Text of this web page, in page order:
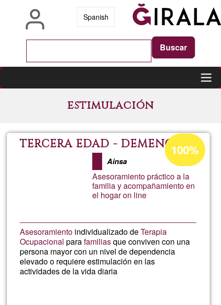
Spanish
navigation
estimulación
TERCERA EDAD - DEMENCIAS
Ainsa
Asesoramiento práctico a la
familia y acompañamiento en
el hogar on line
Asesoramiento individualizado deTerapia
Ocupacional parafamiliasque conviven con una
persona mayor con un nivel de dependencia
elevado o requiere estimulación en las
actividades de la vida diaria
Acceptance
percentage
Ğ1
100%